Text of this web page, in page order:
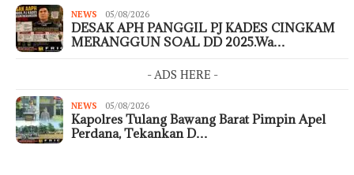
NEWS 05/08/2026
DESAK APH PANGGIL PJ KADES CINGKAM
MERANGGUN SOAL DD 2025.Wa…
- ADS HERE -
NEWS 05/08/2026
Kapolres Tulang Bawang Barat Pimpin Apel
Perdana, Tekankan D…